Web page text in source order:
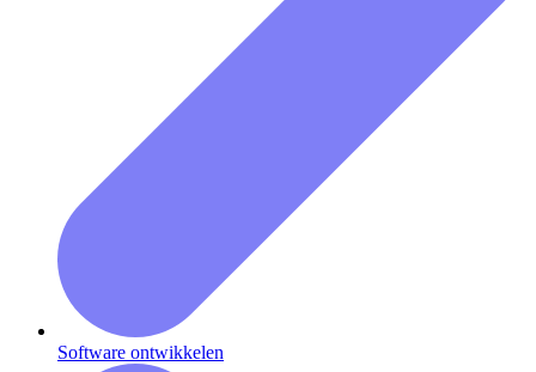
Software ontwikkelen